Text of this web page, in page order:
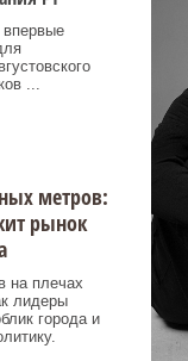
...
метров:
рынок
на плечах
лидеры
города и